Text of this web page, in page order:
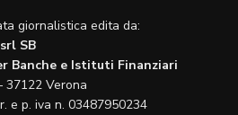
giornalistica edita da:
SB
Banche e Istituti Finanziari
37122 Verona
e p. iva n. 03487950234